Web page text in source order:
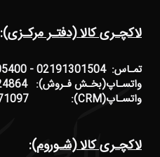
لاکچـری کالا (دفتـر مرکـزی):
تمـاس: 02191301504 - 02144005400
واتسـاپ(بخـش فـروش): 09120724864
واتسـاپ(CRM): 09999971097
لاکچـری کالا (شـوروم):